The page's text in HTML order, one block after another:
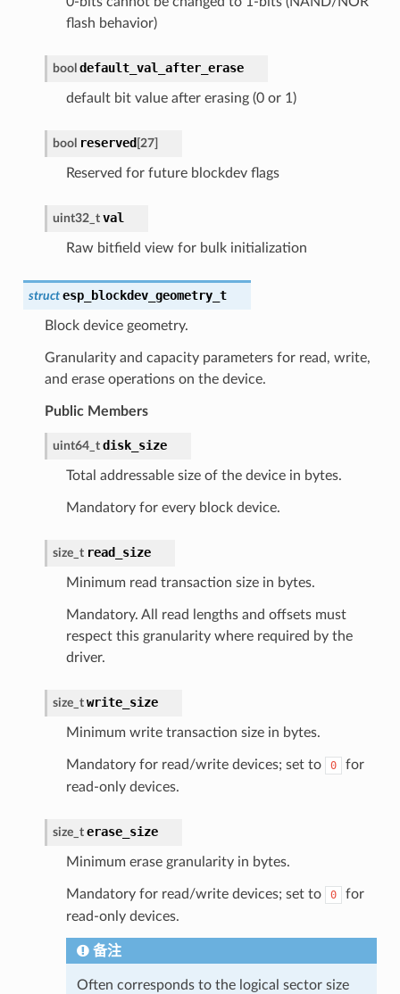
flash behavior)
bool default_val_after_erase
default bit value after erasing (0 or 1)
bool reserved [27]
Reserved for future blockdev flags
uint32_t val
Raw bitfield view for bulk initialization
struct esp_blockdev_geometry_t
Block device geometry.
Granularity and capacity parameters for read, write,
and erase operations on the device.
Public Members
uint64_t disk_size
Total addressable size of the device in bytes.
Mandatory for every block device.
size_t read_size
Minimum read transaction size in bytes.
Mandatory. All read lengths and offsets must
respect this granularity where required by the
driver.
size_t write_size
Minimum write transaction size in bytes.
Mandatory for read/write devices; set to 0
for
read-only devices.
size_t erase_size
Minimum erase granularity in bytes.
Mandatory for read/write devices; set to 0
for
read-only devices.
备注
Often corresponds to the logical sector size